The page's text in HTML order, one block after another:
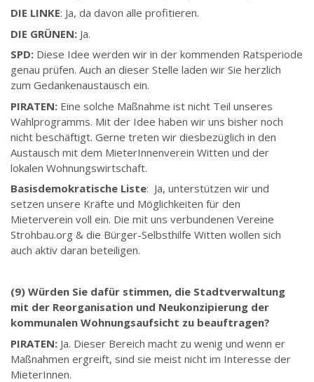
DIE LINKE: Ja, da davon alle profitieren.
DIE GRÜNEN: Ja.
SPD: Diese Idee werden wir in der kommenden Ratsperiode
genau prüfen. Auch an dieser Stelle laden wir Sie herzlich
zum Gedankenaustausch ein.
PIRATEN: Eine solche Maßnahme ist nicht Teil unseres
Wahlprogramms. Mit der Idee haben wir uns bisher noch
nicht beschäftigt. Gerne treten wir diesbezüglich in den
Austausch mit dem MieterInnenverein Witten und der
lokalen Wohnungswirtschaft.
Basisdemokratische Liste: Ja, unterstützen wir und
setzen unsere Kräfte und Möglichkeiten für den
Mieterverein voll ein. Die mit uns verbundenen Vereine
Strohbau.org & die Bürger-Selbsthilfe Witten wollen sich
auch aktiv daran beteiligen.
(9) Würden Sie dafür stimmen, die Stadtverwaltung
mit der Reorganisation und Neukonzipierung der
kommunalen Wohnungsaufsicht zu beauftragen?
PIRATEN: Ja. Dieser Bereich macht zu wenig und wenn er
Maßnahmen ergreift, sind sie meist nicht im Interesse der
MieterInnen.